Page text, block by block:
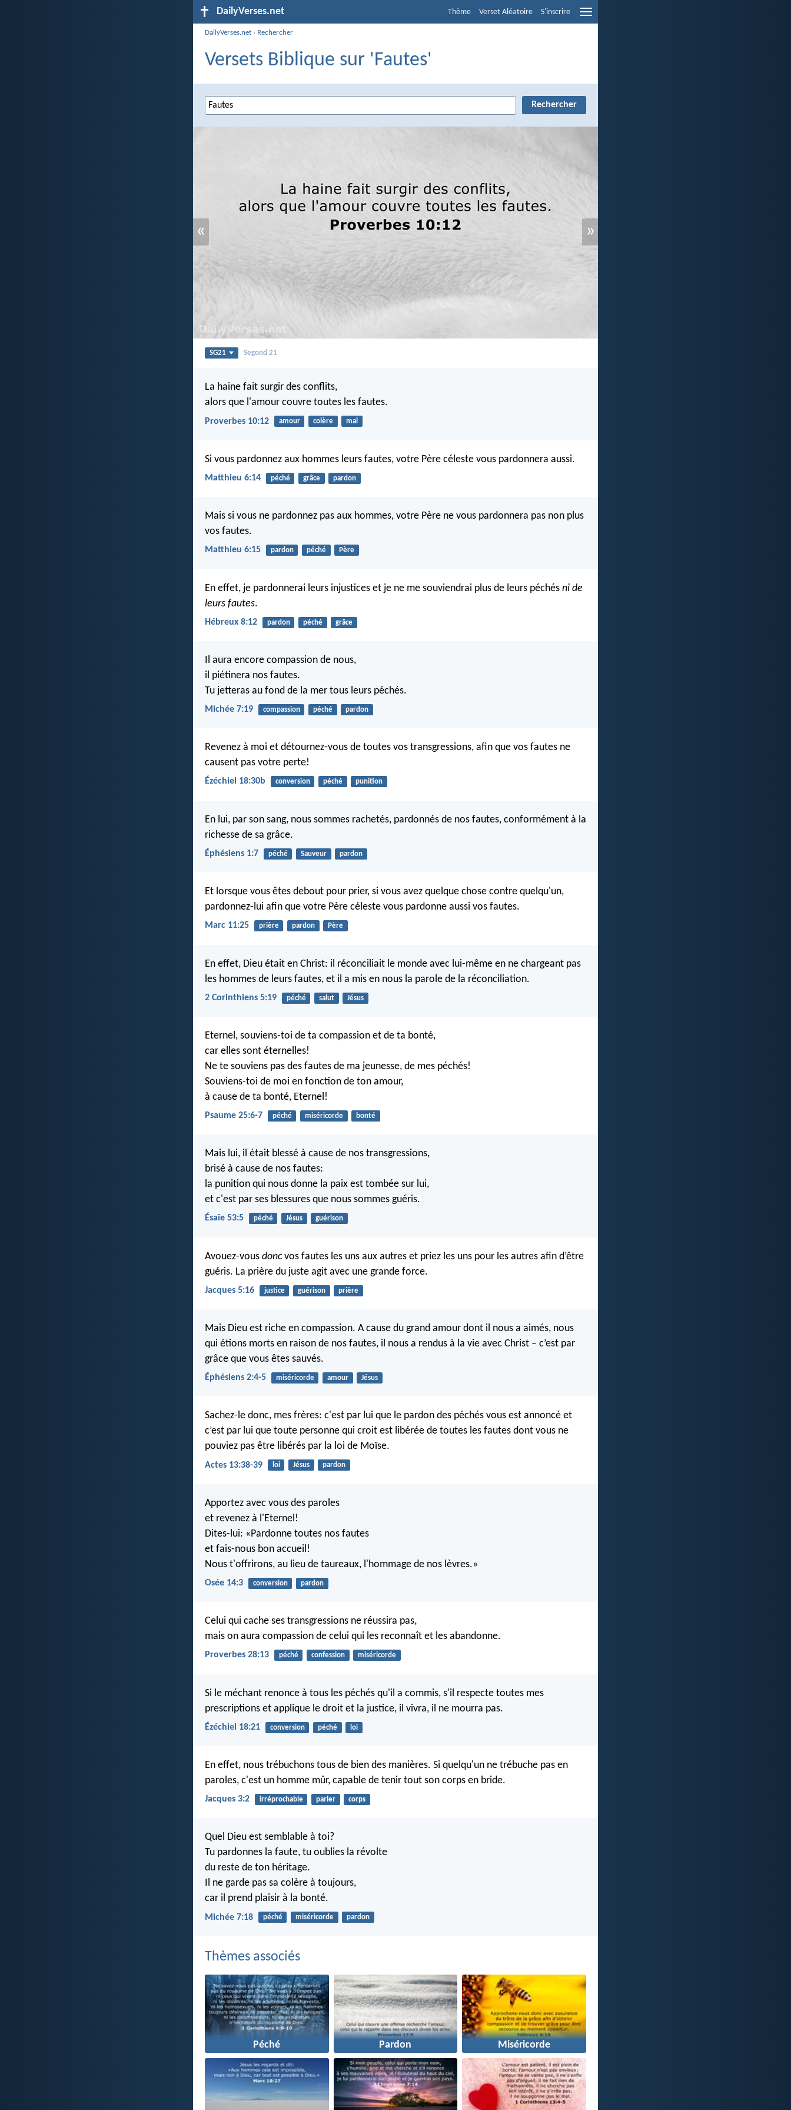
DailyVerses.net Thème Verset Aléatoire S'inscrire
DailyVerses.net › Rechercher
Versets Biblique sur 'Fautes'
« »
SG21 Segond 21
La haine fait surgir des conflits,
alors que l'amour couvre toutes les fautes.
Proverbes 10:12 amour colère mal
Si vous pardonnez aux hommes leurs fautes, votre Père céleste vous pardonnera aussi.
Matthieu 6:14 péché grâce pardon
Mais si vous ne pardonnez pas aux hommes, votre Père ne vous pardonnera pas non plus
vos fautes.
Matthieu 6:15 pardon péché Père
En effet, je pardonnerai leurs injustices et je ne me souviendrai plus de leurs péchés ni de
leurs fautes.
Hébreux 8:12 pardon péché grâce
Il aura encore compassion de nous,
il piétinera nos fautes.
Tu jetteras au fond de la mer tous leurs péchés.
Michée 7:19 compassion péché pardon
Revenez à moi et détournez-vous de toutes vos transgressions, afin que vos fautes ne
causent pas votre perte!
Ézéchiel 18:30b conversion péché punition
En lui, par son sang, nous sommes rachetés, pardonnés de nos fautes, conformément à la
richesse de sa grâce.
Éphésiens 1:7 péché Sauveur pardon
Et lorsque vous êtes debout pour prier, si vous avez quelque chose contre quelqu'un,
pardonnez-lui afin que votre Père céleste vous pardonne aussi vos fautes.
Marc 11:25 prière pardon Père
En effet, Dieu était en Christ: il réconciliait le monde avec lui-même en ne chargeant pas
les hommes de leurs fautes, et il a mis en nous la parole de la réconciliation.
2 Corinthiens 5:19 péché salut Jésus
Eternel, souviens-toi de ta compassion et de ta bonté,
car elles sont éternelles!
Ne te souviens pas des fautes de ma jeunesse, de mes péchés!
Souviens-toi de moi en fonction de ton amour,
à cause de ta bonté, Eternel!
Psaume 25:6-7 péché miséricorde bonté
Mais lui, il était blessé à cause de nos transgressions,
brisé à cause de nos fautes:
la punition qui nous donne la paix est tombée sur lui,
et c'est par ses blessures que nous sommes guéris.
Ésaïe 53:5 péché Jésus guérison
Avouez-vous doncvos fautes les uns aux autres et priez les uns pour les autres afin d’être
guéris. La prière du juste agit avec une grande force.
Jacques 5:16 justice guérison prière
Mais Dieu est riche en compassion. A cause du grand amour dont il nous a aimés, nous
qui étions morts en raison de nos fautes, il nous a rendus à la vie avec Christ – c’est par
grâce que vous êtes sauvés.
Éphésiens 2:4-5 miséricorde amour Jésus
Sachez-le donc, mes frères: c'est par lui que le pardon des péchés vous est annoncé et
c’est par lui que toute personne qui croit est libérée de toutes les fautes dont vous ne
pouviez pas être libérés par la loi de Moïse.
Actes 13:38-39 loi Jésus pardon
Apportez avec vous des paroles
et revenez à l'Eternel!
Dites-lui: «Pardonne toutes nos fautes
et fais-nous bon accueil!
Nous t'offrirons, au lieu de taureaux, l'hommage de nos lèvres.»
Osée 14:3 conversion pardon
Celui qui cache ses transgressions ne réussira pas,
mais on aura compassion de celui qui les reconnaît et les abandonne.
Proverbes 28:13 péché confession miséricorde
Si le méchant renonce à tous les péchés qu'il a commis, s'il respecte toutes mes
prescriptions et applique le droit et la justice, il vivra, il ne mourra pas.
Ézéchiel 18:21 conversion péché loi
En effet, nous trébuchons tous de bien des manières. Si quelqu'un ne trébuche pas en
paroles, c'est un homme mûr, capable de tenir tout son corps en bride.
Jacques 3:2 irréprochable parler corps
Quel Dieu est semblable à toi?
Tu pardonnes la faute, tu oublies la révolte
du reste de ton héritage.
Il ne garde pas sa colère à toujours,
car il prend plaisir à la bonté.
Michée 7:18 péché miséricorde pardon
Thèmes associés
Péché Pardon Miséricorde